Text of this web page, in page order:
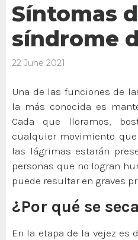
Síntomas
síndrome
22 June 2021
Una de las funciones de
la más conocida es
Cada que lloramos,
cualquier movimiento
las lágrimas estarán
personas que no logran
puede resultar en graves
¿Por qué se
En la etapa de la vejez es